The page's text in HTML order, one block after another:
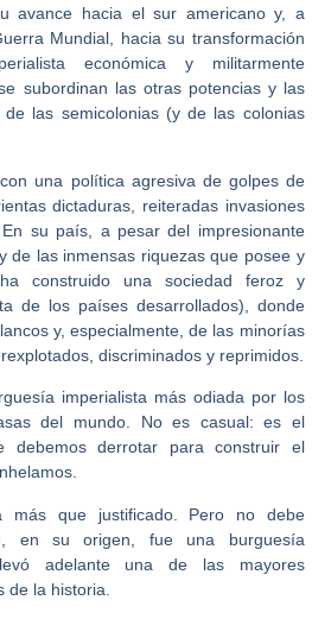
avance hacia el sur americano y, a
Mundial, hacia su transformación
económica y militarmente
subordinan las otras potencias y las
de las semicolonias (y de las colonias
una política agresiva de golpes de
dictaduras, reiteradas invasiones
su país, a pesar del impresionante
de las inmensas riquezas que posee y
construido una sociedad feroz y
de los países desarrollados), donde
y, especialmente, de las minorías
discriminados y reprimidos.
imperialista más odiada por los
del mundo. No es casual: es el
debemos derrotar para construir el
más que justificado. Pero no debe
en su origen, fue una burguesía
adelante una de las mayores
de la historia.